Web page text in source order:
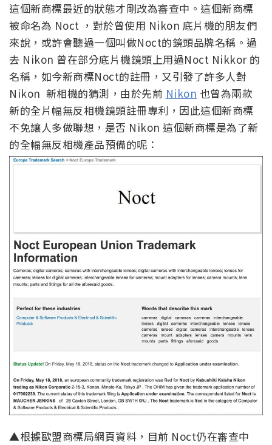
這個新商標最近的狀態才剛改為審查中。這個新商標
被命名為 Noct ，對於曾使用 Nikon 底片機的朋友們
來說，或許會聽過一個叫做Noct的鏡頭品牌名稱。過
去 Nikon 曾在部分底片機鏡頭上用過Noct Nikkor 的
名稱，如今新商標Noct的註冊，又引發了許多人對
Nikon 新相機的猜測，由於先前 Nikon 也曾為兩款
新的全片幅無反相機鏡頭註冊專利，因此這個新商標
不免讓人多做聯想，是否 Nikon 這個新商標是為了新
的全幅無反相機產品預備的呢：
▲根據歐盟商標局網頁資料，目前 Noct仍在審查中